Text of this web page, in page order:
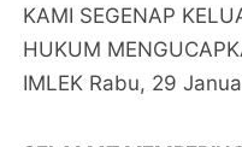
KAMI SEGENAP
HUKUM
IMLEK Rabu, 29